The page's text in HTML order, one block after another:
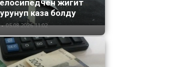
жигит
каза болду
- 05.08.2026 11:02